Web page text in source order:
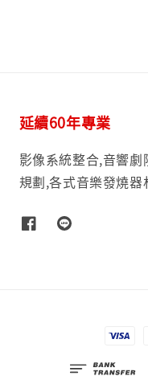
延續60年專業
影像系統整合,音響
規劃,各式音樂發燒器